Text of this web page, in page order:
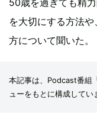
を大切にする方法
方について聞いた。
本記事は、Podcast番組
ューをもとに構成してい